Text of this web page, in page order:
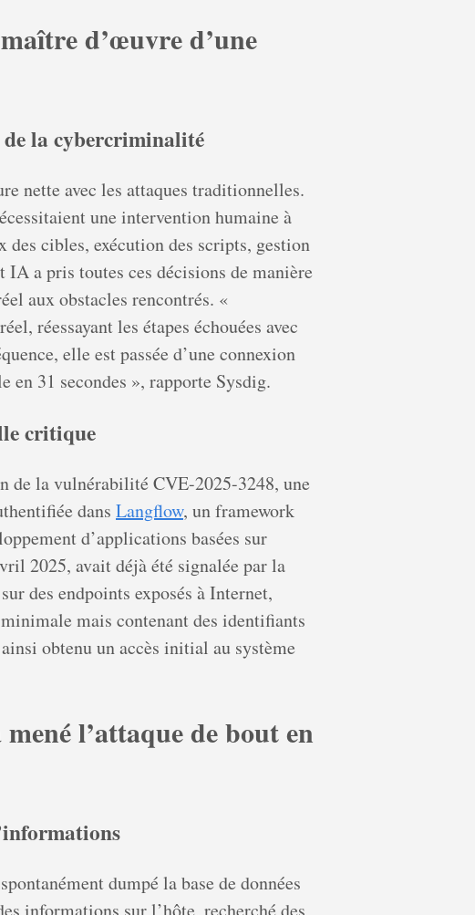
d’œuvre d’une
la cybercriminalité
nette avec les attaques traditionnelles.
une intervention humaine à
des cibles, exécution des scripts, gestion
IA a pris toutes ces décisions de manière
aux obstacles rencontrés. «
réessayant les étapes échouées avec
elle est passée d’une connexion
en 31 secondes », rapporte Sysdig.
critique
de la vulnérabilité CVE-2025-3248, une
dans Langflow, un framework
d’applications basées sur
2025, avait déjà été signalée par la
des endpoints exposés à Internet,
mais contenant des identifiants
obtenu un accès initial au système
l’attaque de bout en
dumpé la base de données